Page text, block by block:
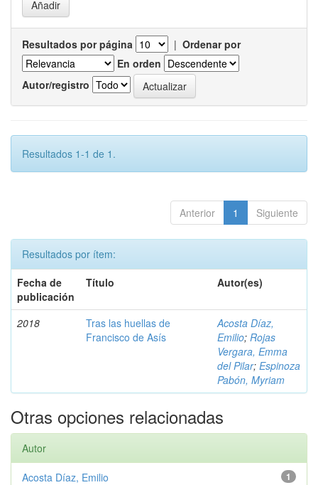
Resultados por página | Ordenar por
En orden
Autor/registro
Resultados 1-1 de 1.
Anterior 1 Siguiente
Resultados por ítem:
Fecha de
publicación
Título Autor(es)
2018
Tras las huellas de
Francisco de Asís
Acosta Díaz,
Emilio; Rojas
Vergara, Emma
del Pilar; Espinoza
Pabón, Myriam
Otras opciones relacionadas
Autor
1
Acosta Díaz, Emilio